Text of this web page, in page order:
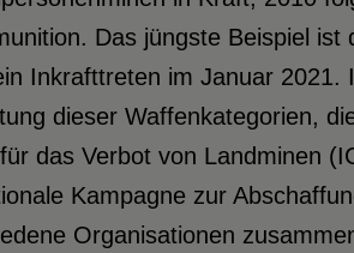
Das jüngste Beispiel ist
Inkrafttreten im Januar 2021.
dieser Waffenkategorien,
das Verbot von Landminen
Kampagne zur
Organisationen